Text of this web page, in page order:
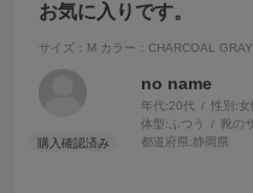
お気に入りです。
サイズ：M カラー：CHARCOAL GRAY
no name
年代:20代 性別:女
体型: ふつう 靴の
都道府県: 静岡県